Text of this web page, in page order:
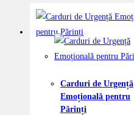
Carduri de Urgență
Emoțională pentru
Părinți